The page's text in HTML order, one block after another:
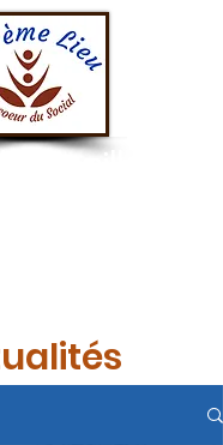
travailleurs